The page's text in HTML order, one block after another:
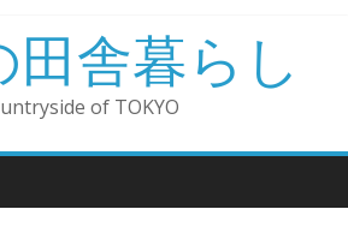
田舎暮らし
of TOKYO